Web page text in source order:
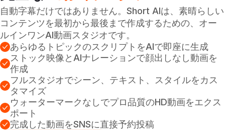
自動字幕だけではありません。Short AIは、素晴らしい
コンテンツを最初から最後まで作成するための、オー
ルインワンAI動画スタジオです。
あらゆるトピックのスクリプトをAIで即座に生成
ストック映像とAIナレーションで顔出しなし動画を
作成
フルスタジオでシーン、テキスト、スタイルをカス
タマイズ
ウォーターマークなしでプロ品質のHD動画をエクス
ポート
完成した動画をSNSに直接予約投稿